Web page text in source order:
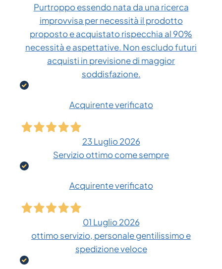
Purtroppo essendo nata da una ricerca
improvvisa per necessità il prodotto
proposto e acquistato rispecchia al 90%
necessità e aspettative. Non escludo futuri
acquisti in previsione di maggior
soddisfazione.
Acquirente verificato
23 Luglio 2026
Servizio ottimo come sempre
Acquirente verificato
01 Luglio 2026
ottimo servizio, personale gentilissimo e
spedizione veloce